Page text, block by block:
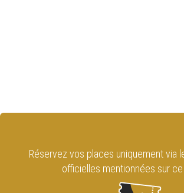
via les billetteries
sur ce site.